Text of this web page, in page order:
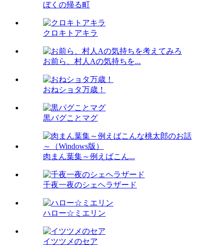
ぼくの帰る町
クロキトアキラ
お前ら、村人Aの気持ちを...
おねショタ万歳！
黒パグことマグ
肉まん葉集～例えばこん...
千夜一夜のシェヘラザード
ハロー☆ミエリン
イツツメのセア